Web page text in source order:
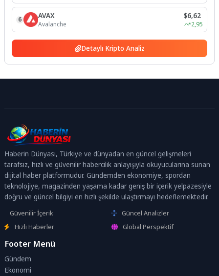
6 AVAX
Avalanche
$6,62
2,95
Detaylı Kripto Analiz
Haberin Dünyası, Türkiye ve dünyadan en güncel gelişmeleri
tarafsız, hızlı ve güvenilir habercilik anlayışıyla okuyucularına sunan
dijital haber platformudur. Gündemden ekonomiye, spordan
teknolojiye, magazinden yaşama kadar geniş bir içerik yelpazesiyle
doğru ve güncel bilgiyi en hızlı şekilde ulaştırmayı hedeflemektedir.
Güvenilir İçerik
Güncel Analizler
Hızlı Haberler
Global Perspektif
Footer Menü
Gündem
Ekonomi